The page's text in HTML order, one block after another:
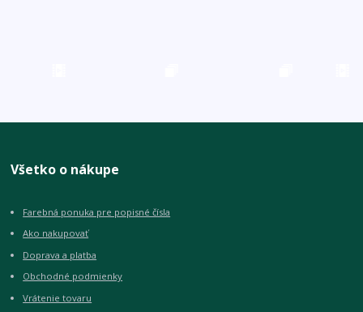
Všetko o nákupe
Farebná ponuka pre popisné čísla
Ako nakupovať
Doprava a platba
Obchodné podmienky
Vrátenie tovaru